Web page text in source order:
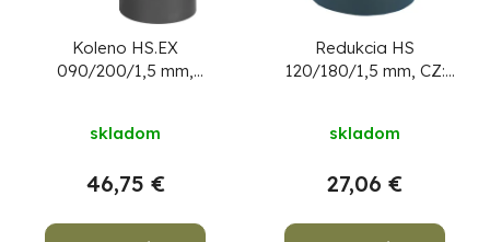
Koleno HS.EX
090/200/1,5 mm,
kominové koleno na
skladom
46,75 €
Redukcia HS
120/180/1,5 mm, CZ:
skladom
27,06 €